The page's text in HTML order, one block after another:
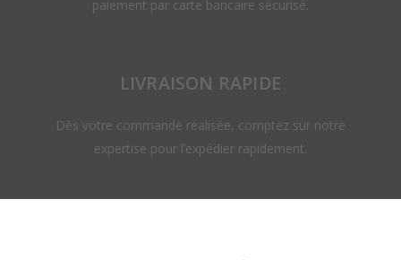
paiement par carte bancaire sécurisé.
LIVRAISON RAPIDE
Dès votre commande réalisée, comptez sur notre
expertise pour l’expédier rapidement.